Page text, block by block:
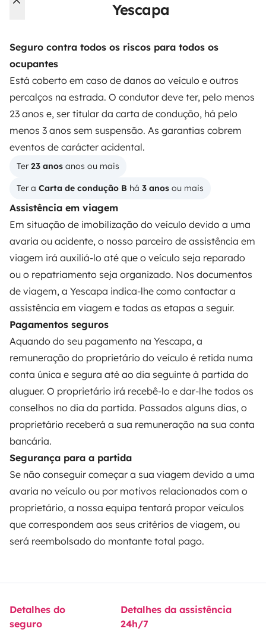
Yescapa
Seguro contra todos os riscos para todos os
ocupantes
Está coberto em caso de danos ao veículo e outros
percalços na estrada. O condutor deve ter, pelo menos
23 anos e, ser titular da carta de condução, há pelo
menos 3 anos sem suspensão. As garantias cobrem
eventos de carácter acidental.
Ter 23 anos anos ou mais
Ter a Carta de condução B há 3 anos ou mais
Assistência em viagem
Em situação de imobilização do veículo devido a uma
avaria ou acidente, o nosso parceiro de assistência em
viagem irá auxiliá-lo até que o veículo seja reparado
ou o repatriamento seja organizado. Nos documentos
de viagem, a Yescapa indica-lhe como contactar a
assistência em viagem e todas as etapas a seguir.
Pagamentos seguros
Aquando do seu pagamento na Yescapa, a
remuneração do proprietário do veículo é retida numa
conta única e segura até ao dia seguinte à partida do
aluguer. O proprietário irá recebê-lo e dar-lhe todos os
conselhos no dia da partida. Passados alguns dias, o
proprietário receberá a sua remuneração na sua conta
bancária.
Segurança para a partida
Se não conseguir começar a sua viagem devido a uma
avaria no veículo ou por motivos relacionados com o
proprietário, a nossa equipa tentará propor veículos
que correspondem aos seus critérios de viagem, ou
será reembolsado do montante total pago.
Detalhes do
seguro
Detalhes da assistência
24h/7
Facebook
ALUGUER DE AUTOCARAVANAS
Como funciona?
Alugar uma autocaravana
Primeiros passos de autocaravana
Os comentários dos nossos utilizadores
Ajuda locatário
PROPRIETÁRIOS
Criar um anúncio
Contrato de aluguer
Seguro de aluguer
Assistências de aluguer
Ajuda proprietário
Modos de pagamento seguros
Pagamento em prestações
Descarregar na
Apple Store
Disponível na
Google Play
© 2026 Yescapa